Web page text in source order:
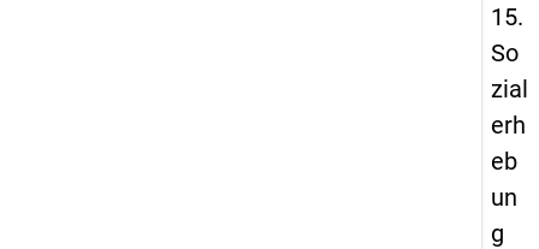
15.
So
zial
erh
eb
un
g